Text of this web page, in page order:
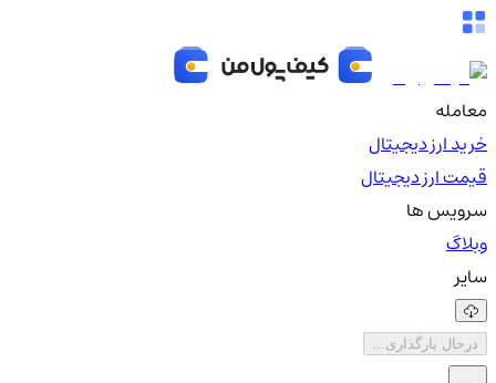
معامله
خرید ارز دیجیتال
قیمت ارز دیجیتال
سرویس ها
وبلاگ
سایر
درحال بارگذاری...